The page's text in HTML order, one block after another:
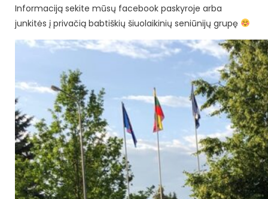
Informaciją sekite mūsų facebook paskyroje arba
junkitės į privačią babtiškių šiuolaikinių seniūnijų grupę